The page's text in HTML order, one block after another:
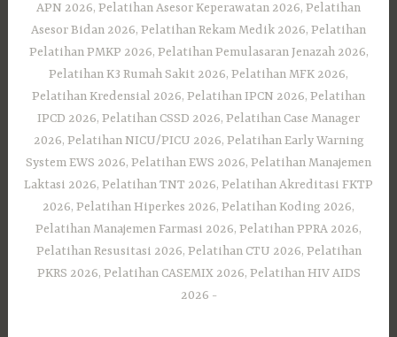
APN 2026, Pelatihan Asesor Keperawatan 2026, Pelatihan
Asesor Bidan 2026, Pelatihan Rekam Medik 2026, Pelatihan
Pelatihan PMKP 2026, Pelatihan Pemulasaran Jenazah 2026,
Pelatihan K3 Rumah Sakit 2026, Pelatihan MFK 2026,
Pelatihan Kredensial 2026, Pelatihan IPCN 2026, Pelatihan
IPCD 2026, Pelatihan CSSD 2026, Pelatihan Case Manager
2026, Pelatihan NICU/PICU 2026, Pelatihan Early Warning
System EWS 2026, Pelatihan EWS 2026, Pelatihan Manajemen
Laktasi 2026, Pelatihan TNT 2026, Pelatihan Akreditasi FKTP
2026, Pelatihan Hiperkes 2026, Pelatihan Koding 2026,
Pelatihan Manajemen Farmasi 2026, Pelatihan PPRA 2026,
Pelatihan Resusitasi 2026, Pelatihan CTU 2026, Pelatihan
PKRS 2026, Pelatihan CASEMIX 2026, Pelatihan HIV AIDS
2026